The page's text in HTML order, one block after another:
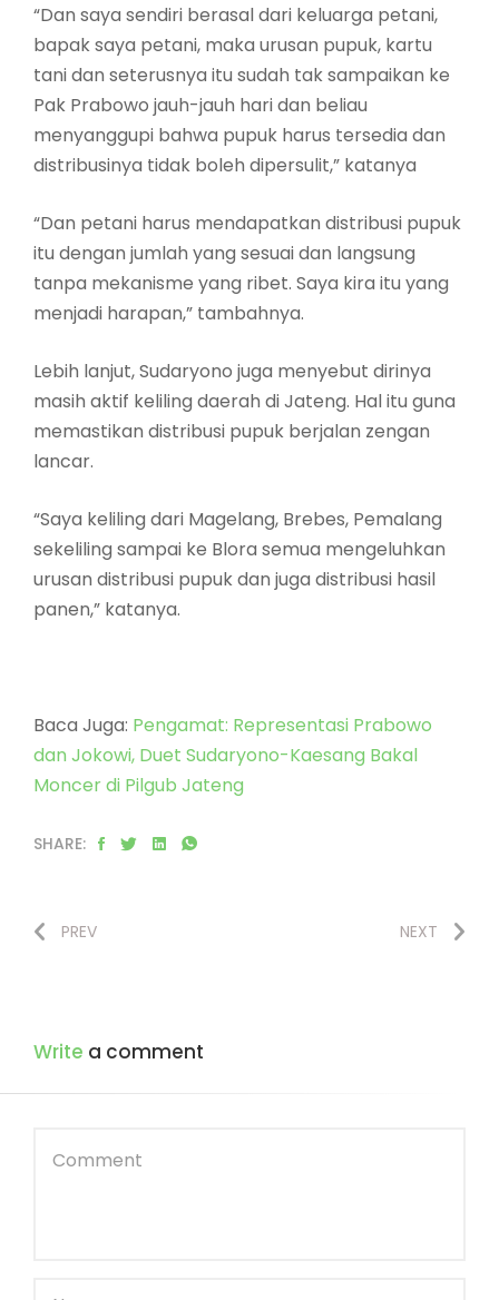
“Dan saya sendiri berasal dari keluarga petani,
bapak saya petani, maka urusan pupuk, kartu
tani dan seterusnya itu sudah tak sampaikan ke
Pak Prabowo jauh-jauh hari dan beliau
menyanggupi bahwa pupuk harus tersedia dan
distribusinya tidak boleh dipersulit,” katanya
“Dan petani harus mendapatkan distribusi pupuk
itu dengan jumlah yang sesuai dan langsung
tanpa mekanisme yang ribet. Saya kira itu yang
menjadi harapan,” tambahnya.
Lebih lanjut, Sudaryono juga menyebut dirinya
masih aktif keliling daerah di Jateng. Hal itu guna
memastikan distribusi pupuk berjalan zengan
lancar.
“Saya keliling dari Magelang, Brebes, Pemalang
sekeliling sampai ke Blora semua mengeluhkan
urusan distribusi pupuk dan juga distribusi hasil
panen,” katanya.
Baca Juga: Pengamat: Representasi Prabowo
dan Jokowi, Duet Sudaryono-Kaesang Bakal
Moncer di Pilgub Jateng
SHARE:
PREV NEXT
Write a comment